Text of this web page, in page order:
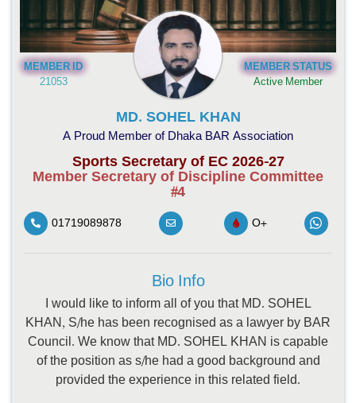
MEMBER ID
21053
MEMBER STATUS
Active Member
MD. SOHEL KHAN
A Proud Member of Dhaka BAR Association
Sports Secretary of EC 2026-27
Member Secretary of Discipline Committee
#4
01719089878 O+
Bio Info
I would like to inform all of you that MD. SOHEL
KHAN, S/he has been recognised as a lawyer by BAR
Council. We know that MD. SOHEL KHAN is capable
of the position as s/he had a good background and
provided the experience in this related field.